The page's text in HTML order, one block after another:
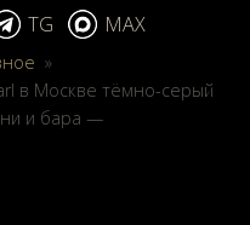
TG MAX
»
в Москве тёмно-серый
и бара —